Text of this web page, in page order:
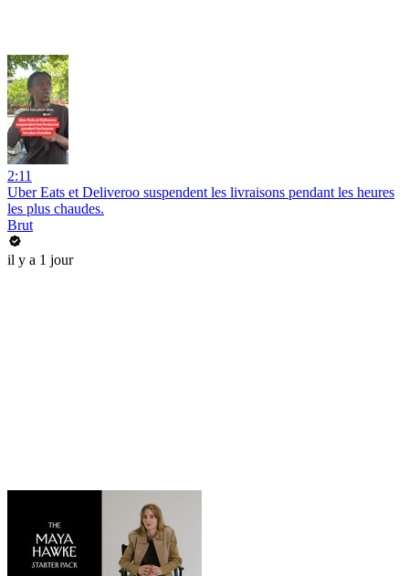
2:11
Uber Eats et Deliveroo suspendent les livraisons pendant les heures
les plus chaudes.
Brut
il y a 1 jour